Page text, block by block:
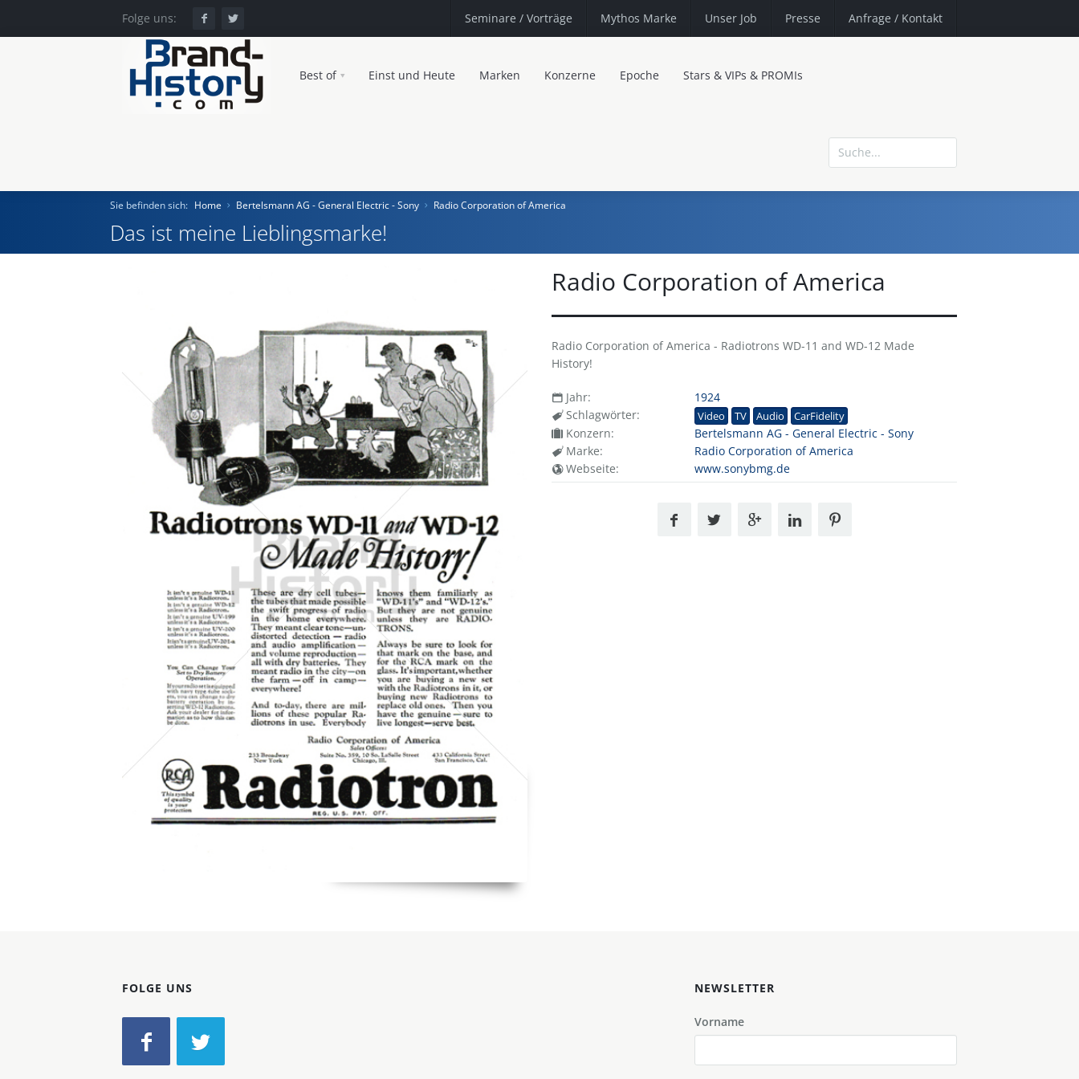
Folge uns: Seminare / Vorträge Mythos Marke Unser Job Presse Anfrage / Kontakt
Best of Einst und Heute Marken Konzerne Epoche Stars & VIPs & PROMIs
Konzerne
Epoche
Sie befinden sich: Home Bertelsmann AG - General Electric - Sony Radio Corporation of America
Das ist meine Lieblingsmarke!
Radio Corporation of America
Radio Corporation of America - Radiotrons WD-11 and WD-12 Made
History!
Jahr:
1924
Schlagwörter:
Video TV Audio CarFidelity
Konzern:
Bertelsmann AG - General Electric - Sony
Marke:
Radio Corporation of America
Webseite:
www.sonybmg.de
FOLGE UNS NEWSLETTER
Vorname